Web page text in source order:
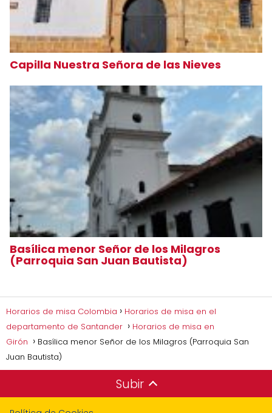
Capilla Nuestra Señora de las Nieves
Basílica menor Señor de los Milagros
(Parroquia San Juan Bautista)
Horarios de misa Colombia
Horarios de misa en el
departamento de Santander
Horarios de misa en
Girón
Basílica menor Señor de los Milagros (Parroquia San
Juan Bautista)
Subir